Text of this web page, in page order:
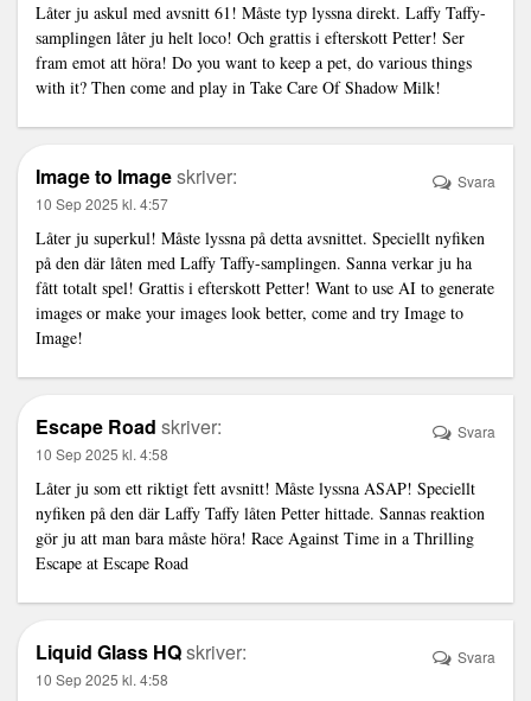
Låter ju askul med avsnitt 61! Måste typ lyssna direkt. Laffy Taffy-
samplingen låter ju helt loco! Och grattis i efterskott Petter! Ser
fram emot att höra! Do you want to keep a pet, do various things
with it? Then come and play in Take Care Of Shadow Milk!
Image to Imageskriver:
10 Sep 2025 kl. 4:57
Låter ju superkul! Måste lyssna på detta avsnittet. Speciellt nyfiken
på den där låten med Laffy Taffy-samplingen. Sanna verkar ju ha
fått totalt spel! Grattis i efterskott Petter! Want to use AI to generate
images or make your images look better, come and try Image to
Image!
Svara
Escape Road skriver:
10 Sep 2025 kl. 4:58
Låter ju som ett riktigt fett avsnitt! Måste lyssna ASAP! Speciellt
nyfiken på den där Laffy Taffy låten Petter hittade. Sannas reaktion
gör ju att man bara måste höra! Race Against Time in a Thrilling
Escape at Escape Road
Svara
Liquid Glass HQskriver:
10 Sep 2025 kl. 4:58
Svara